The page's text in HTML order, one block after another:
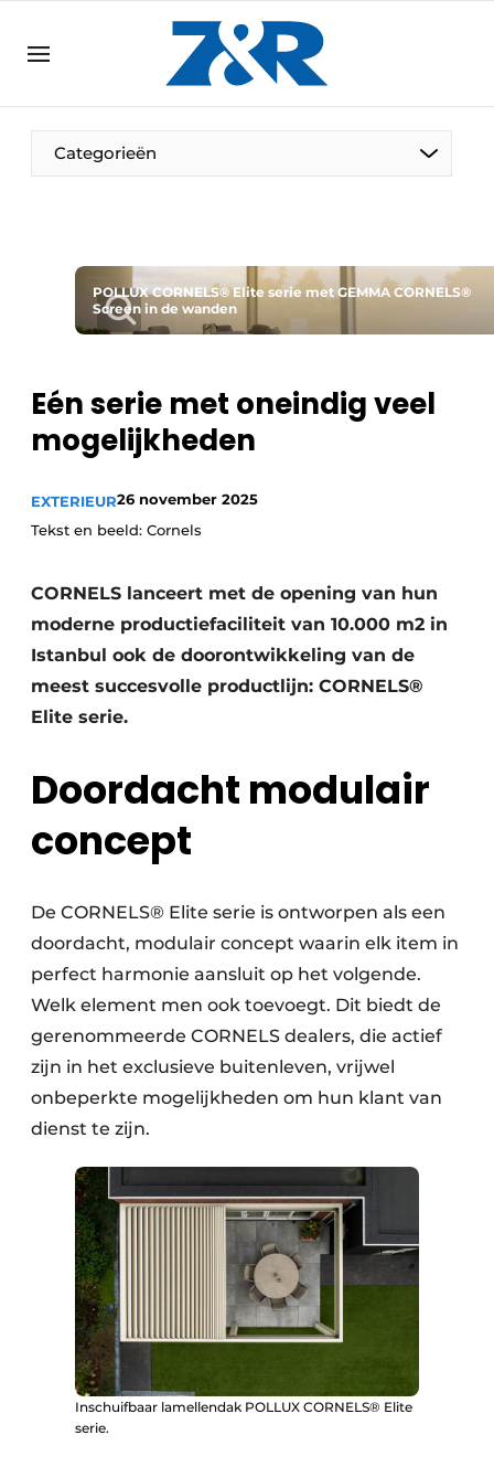
DE EN
NL
Categorieën
POLLUX CORNELS® Elite serie met GEMMA CORNELS®
Screen in de wanden
Eén serie met oneindig veel
mogelijkheden
EXTERIEUR26 november 2025
Tekst en beeld: Cornels
CORNELS lanceert met de opening van hun
moderne productiefaciliteit van 10.000 m2 in
Istanbul ook de doorontwikkeling van de
meest succesvolle productlijn: CORNELS®
Elite serie.
Doordacht modulair
concept
De CORNELS® Elite serie is ontworpen als een
doordacht, modulair concept waarin elk item in
perfect harmonie aansluit op het volgende.
Welk element men ook toevoegt. Dit biedt de
gerenommeerde CORNELS dealers, die actief
zijn in het exclusieve buitenleven, vrijwel
onbeperkte mogelijkheden om hun klant van
dienst te zijn.
Inschuifbaar lamellendak POLLUX CORNELS® Elite
serie.